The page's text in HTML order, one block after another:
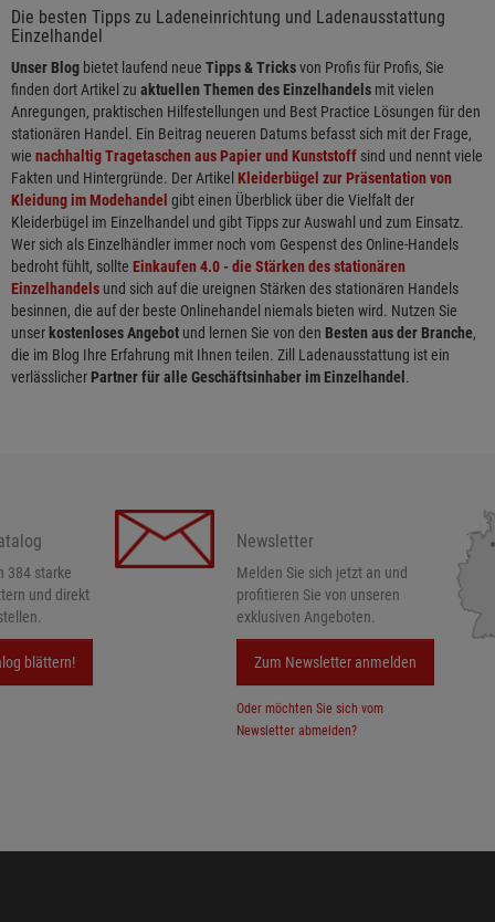
Die besten Tipps zu Ladeneinrichtung und Ladenausstattung
Einzelhandel
Unser Blog bietet laufend neue Tipps & Tricksvon Profis für Profis, Sie
finden dort Artikel zu aktuellen Themen des Einzelhandels mit vielen
Anregungen, praktischen Hilfestellungen und Best Practice Lösungen für den
stationären Handel. Ein Beitrag neueren Datums befasst sich mit der Frage,
wie nachhaltig Tragetaschen aus Papier und Kunststoff sind und nennt viele
Fakten und Hintergründe. Der Artikel Kleiderbügel zur Präsentation von
Kleidung im Modehandel gibt einen Überblick über die Vielfalt der
Kleiderbügel im Einzelhandel und gibt Tipps zur Auswahl und zum Einsatz.
Wer sich als Einzelhändler immer noch vom Gespenst des Online-Handels
bedroht fühlt, sollte Einkaufen 4.0 - die Stärken des stationären
Einzelhandels und sich auf die ureignen Stärken des stationären Handels
besinnen, die auf der beste Onlinehandel niemals bieten wird. Nutzen Sie
unser kostenloses Angebot und lernen Sie von den Besten aus der Branche,
die im Blog Ihre Erfahrung mit Ihnen teilen. Zill Ladenausstattung ist ein
verlässlicher Partner für alle Geschäftsinhaber im Einzelhandel .
384 starke
und direkt
blättern!
Newsletter
Melden Sie sich jetzt an und
profitieren Sie von unseren
exklusiven Angeboten.
Zum Newsletter anmelden
Oder möchten Sie sich vom
Newsletter abmelden?